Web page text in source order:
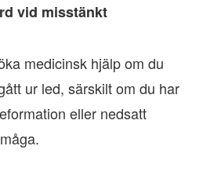
vid misstänkt
medicinsk hjälp om du
ur led, särskilt om du har
eller nedsatt